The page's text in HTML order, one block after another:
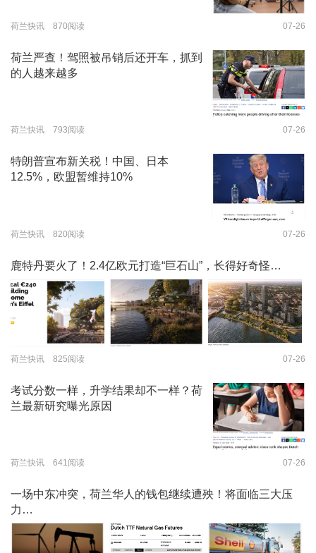
荷兰快讯 870阅读 07-26
荷兰严查！驾照被吊销后还开车，抓到
的人越来越多
荷兰快讯 793阅读 07-26
特朗普宣布新关税！中国、日本
12.5%，欧盟暂维持10%
荷兰快讯 820阅读 07-26
鹿特丹要火了！2.4亿欧元打造“巨石山”，长得好奇怪…
荷兰快讯 825阅读 07-26
考试分数一样，升学结果却不一样？荷
兰最新研究曝光原因
荷兰快讯 641阅读 07-26
一场中东冲突，荷兰华人的钱包继续遭殃！将面临三大压
力…